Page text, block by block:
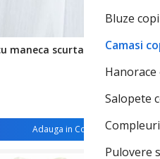
Bluze
Camasi
Salopete
Pulovere
maneca scurta pentru fete
Adauga in Cos